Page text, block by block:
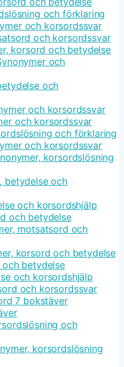
och förklaring
och korsordssvar
och korsordssvar
korsord och betydelse
och
och
och korsordssvar
och korsordssvar
och förklaring
och korsordssvar
korsordslösning
betydelse och
och korsordshjälp
och betydelse
motsatsord och
korsord och betydelse
betydelse
och korsordshjälp
och korsordssvar
7 bokstäver
och
korsordslösning